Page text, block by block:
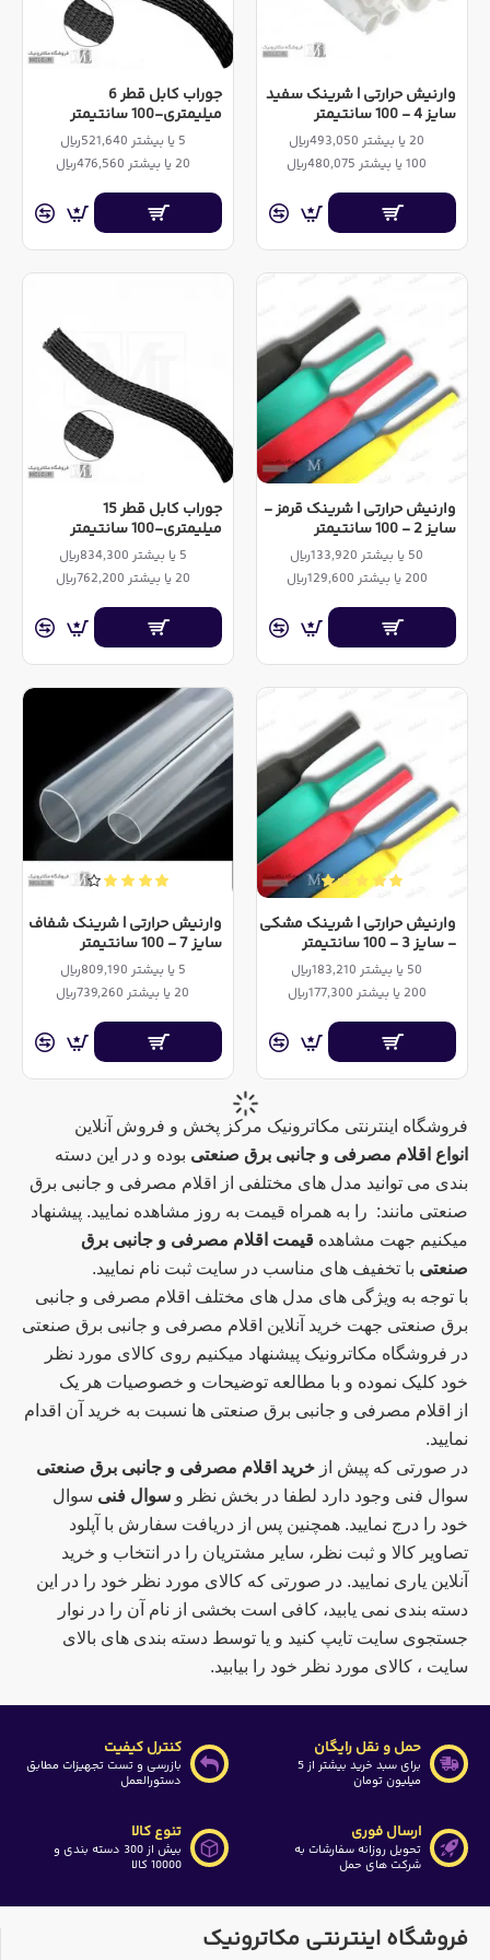
فروشگاه اینترنتی مکاترونیک مرکز پخش و فروش آنلاین
انواع اقلام مصرفی و جانبی برق صنعتی بوده و در این دسته
بندی می توانید مدل های مختلفی از اقلام مصرفی و جانبی برق
صنعتی مانند: را به همراه قیمت به روز مشاهده نمایید. پیشنهاد
میکنیم جهت مشاهده قیمت اقلام مصرفی و جانبی برق
صنعتی با تخفیف های مناسب در سایت ثبت نام نمایید.
با توجه به ویژگی های مدل های مختلف اقلام مصرفی و جانبی
برق صنعتی جهت خرید آنلاین اقلام مصرفی و جانبی برق صنعتی
در فروشگاه مکاترونیک پیشنهاد میکنیم روی کالای مورد نظر
خود کلیک نموده و با مطالعه توضیحات و خصوصیات هر یک
از اقلام مصرفی و جانبی برق صنعتی ها نسبت به خرید آن اقدام
نمایید.
در صورتی که پیش از خرید اقلام مصرفی و جانبی برق صنعتی
سوال فنی وجود دارد لطفا در بخش نظر و سوال فنی سوال
خود را درج نمایید. همچنین پس از دریافت سفارش با آپلود
تصاویر کالا و ثبت نظر، سایر مشتریان را در انتخاب و خرید
آنلاین یاری نمایید. در صورتی که کالای مورد نظر خود را در این
دسته بندی نمی یابید، کافی است بخشی از نام آن را در نوار
جستجوی سایت تایپ کنید و یا توسط دسته بندی های بالای
سایت ، کالای مورد نظر خود را بیابید.
وارنیش حرارتی | شرینک سفید
سایز 4 - 100 سانتیمتر
20 یا بیشتر 493,050ریال
100 یا بیشتر 480,075ریال
جوراب کابل قطر 6
میلیمتری-100 سانتیمتر
5 یا بیشتر 521,640ریال
20 یا بیشتر 476,560ریال
وارنیش حرارتی | شرینک قرمز -
سایز 2 - 100 سانتیمتر
50 یا بیشتر 133,920ریال
200 یا بیشتر 129,600ریال
جوراب کابل قطر 15
میلیمتری-100 سانتیمتر
5 یا بیشتر 834,300ریال
20 یا بیشتر 762,200ریال
وارنیش حرارتی | شرینک مشکی
- سایز 3 - 100 سانتیمتر
50 یا بیشتر 183,210ریال
200 یا بیشتر 177,300ریال
وارنیش حرارتی | شرینک شفاف
سایز 7 - 100 سانتیمتر
5 یا بیشتر 809,190ریال
20 یا بیشتر 739,260ریال
حمل و نقل رایگان
برای سبد خرید بیشتر از 5
میلیون تومان
کنترل کیفیت
بازرسی و تست تجهیزات مطابق
دستورالعمل
ارسال فوری
تحویل روزانه سفارشات به
شرکت های حمل
تنوع کالا
بیش از 300 دسته بندی و
10000 کالا
فروشگاه اینترنتی مکاترونیک